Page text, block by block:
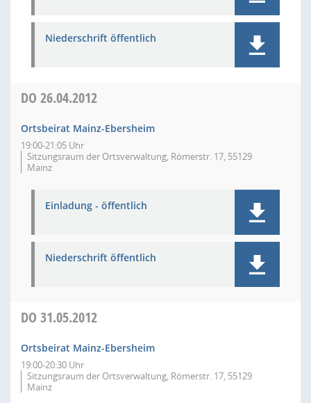
Niederschrift öffentlich
DO 26.04.2012
Ortsbeirat Mainz-Ebersheim
19:00-21:05 Uhr
Sitzungsraum der Ortsverwaltung, Römerstr. 17, 55129
Mainz
Einladung - öffentlich
Niederschrift öffentlich
DO 31.05.2012
Ortsbeirat Mainz-Ebersheim
19:00-20:30 Uhr
Sitzungsraum der Ortsverwaltung, Römerstr. 17, 55129
Mainz